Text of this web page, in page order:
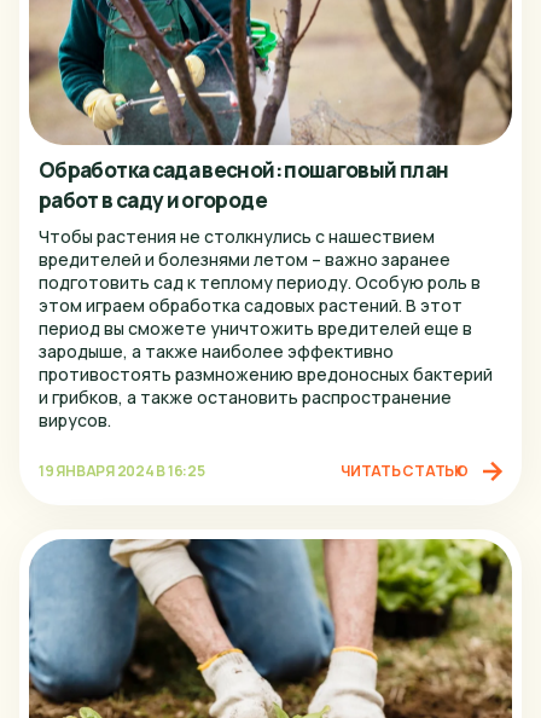
Обработка сада весной: пошаговый план
работ в саду и огороде
Чтобы растения не столкнулись с нашествием
вредителей и болезнями летом – важно заранее
подготовить сад к теплому периоду. Особую роль в
этом играем обработка садовых растений. В этот
период вы сможете уничтожить вредителей еще в
зародыше, а также наиболее эффективно
противостоять размножению вредоносных бактерий
и грибков, а также остановить распространение
вирусов.
19 ЯНВАРЯ 2024 В 16:25 ЧИТАТЬ СТАТЬЮ
Ростов-на-Дону
Рязань
Самара
Санкт-Петербург
Саранск
Саратов
Сочи
Ставрополь
Старый Оскол
Стерлитамак
Тула
Тюмень
Ульяновск
Уфа
Хабаровск